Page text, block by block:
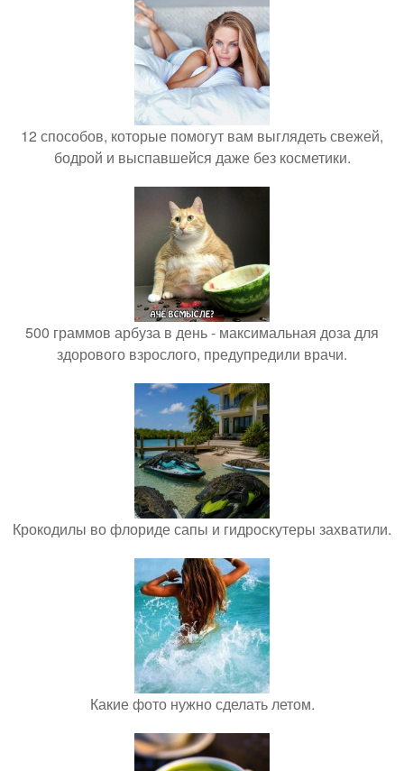
12 способов, которые помогут вам выглядеть свежей,
бодрой и выспавшейся даже без косметики.
500 граммов арбуза в день - максимальная доза для
здорового взрослого, предупредили врачи.
Крокодилы во флориде сапы и гидроскутеры захватили.
Какие фото нужно сделать летом.